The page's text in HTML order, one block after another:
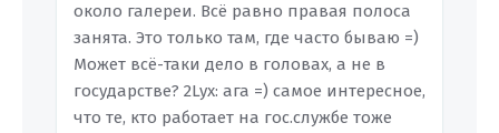
около галереи. Всё равно правая полоса
занята. Это только там, где часто бываю =)
Может всё-таки дело в головах, а не в
государстве? 2Lyx: ага =) самое интересное,
что те, кто работает на гос.службе тоже